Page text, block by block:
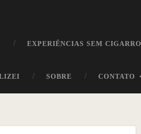
EXPERIÊNCIAS SEM CIGARRO
SOBRE CONTATO